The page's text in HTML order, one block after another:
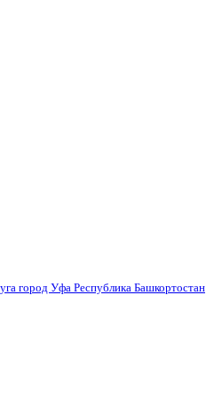
город Уфа Республика Башкортостан